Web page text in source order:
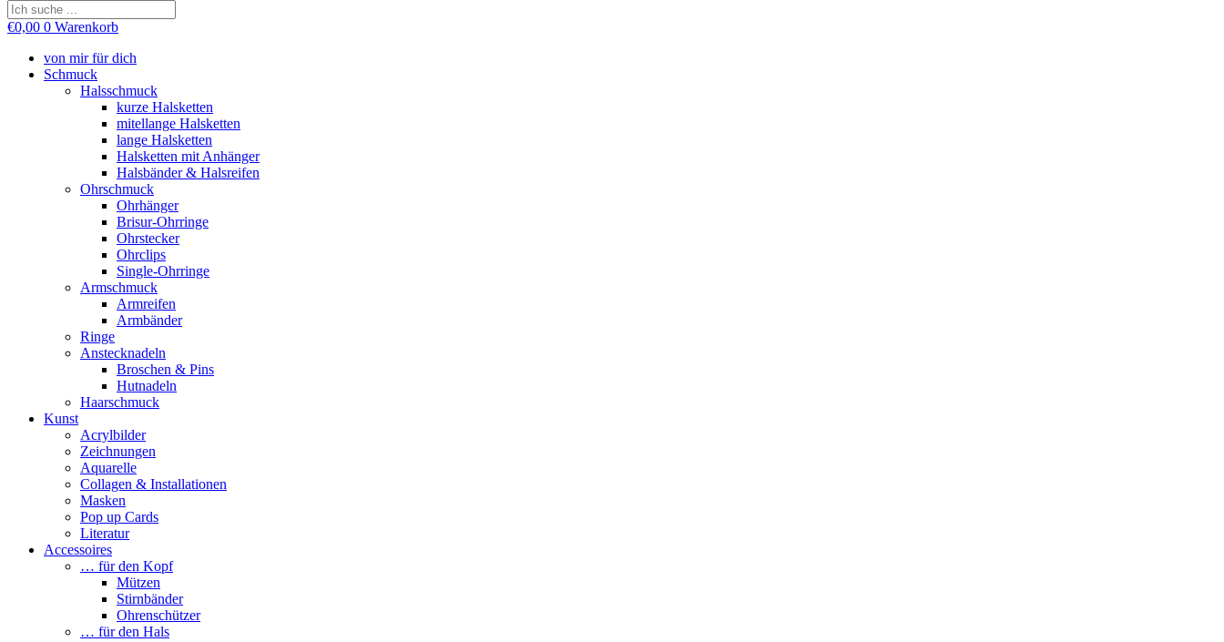
€0,00 0 Warenkorb
von mir für dich
Schmuck
Halsschmuck
kurze Halsketten
mitellange Halsketten
lange Halsketten
Halsketten mit Anhänger
Halsbänder & Halsreifen
Ohrschmuck
Ohrhänger
Brisur-Ohrringe
Ohrstecker
Ohrclips
Single-Ohrringe
Armschmuck
Armreifen
Armbänder
Ringe
Anstecknadeln
Broschen & Pins
Hutnadeln
Haarschmuck
Kunst
Acrylbilder
Zeichnungen
Aquarelle
Collagen & Installationen
Masken
Pop up Cards
Literatur
Accessoires
… für den Kopf
Mützen
Stirnbänder
Ohrenschützer
… für den Hals